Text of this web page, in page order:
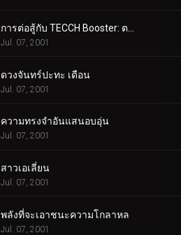
Jul. 07, 2001
ดวงจันทร์ปะทะ เดือน
Jul. 07, 2001
ความทรงจำอันแสนอบอุ่น
Jul. 07, 2001
สาวเอเลี่ยน
Jul. 07, 2001
พลังที่จะเอาชนะความโกลาหล
Jul. 07, 2001